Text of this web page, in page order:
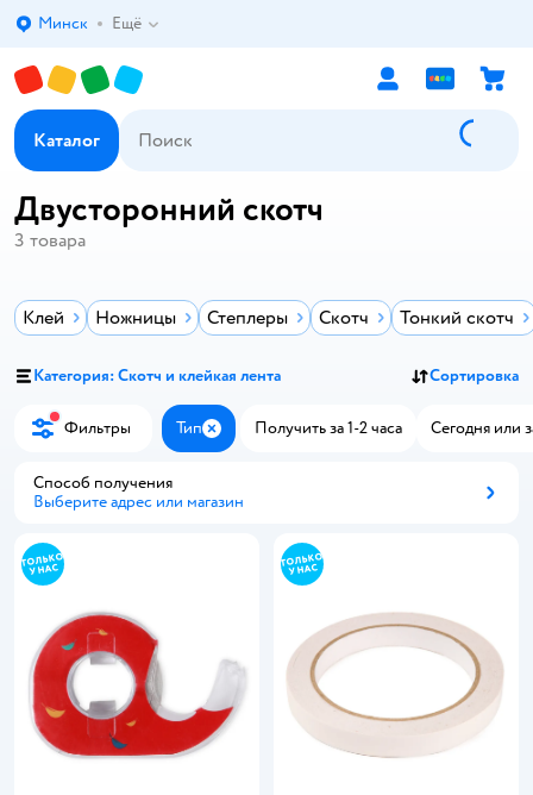
Выбор адреса доставки.
Минск Ещё
Каталог
Двусторонний скотч
3 товара
Клей Ножницы Степлеры Скотч Тонкий скотч
Категория: Скотч и клейкая лента Сортировка
Фильтры Тип ЗакрытьПолучить за 1-2 часа Сегодня или
Способ получения
Выберите адрес или магазин